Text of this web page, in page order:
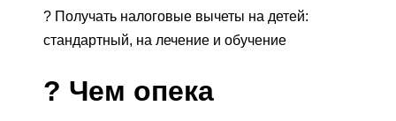
? Получать налоговые вычеты на детей:
стандартный, на лечение и обучение
? Чем опека